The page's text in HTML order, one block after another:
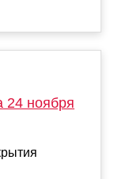
24 ноября